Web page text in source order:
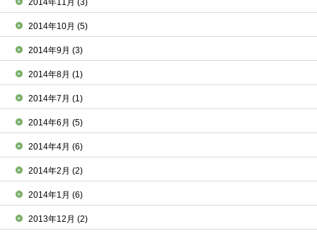
2014年11月(3)
2014年10月(5)
2014年9月(3)
2014年8月(1)
2014年7月(1)
2014年6月(5)
2014年4月(6)
2014年2月(2)
2014年1月(6)
2013年12月(2)